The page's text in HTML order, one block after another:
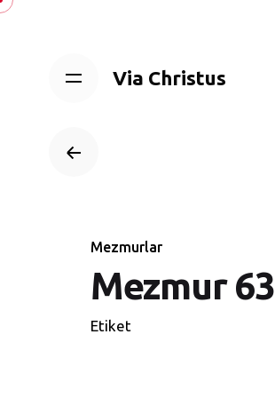
Skip
Via Christus
Mezmurlar
Mezmur 63
Etiket